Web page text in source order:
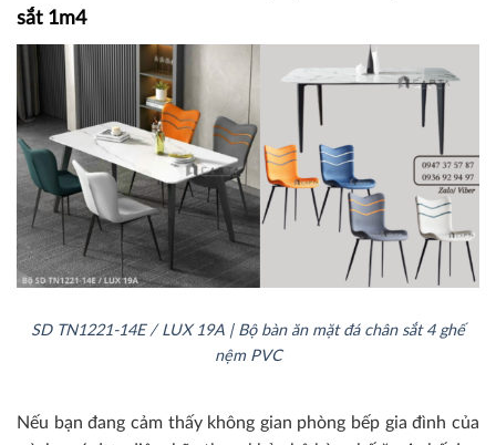
sắt 1m4
SD TN1221-14E / LUX 19A | Bộ bàn ăn mặt đá chân sắt 4 ghế
nệm PVC
Nếu bạn đang cảm thấy không gian phòng bếp gia đình của